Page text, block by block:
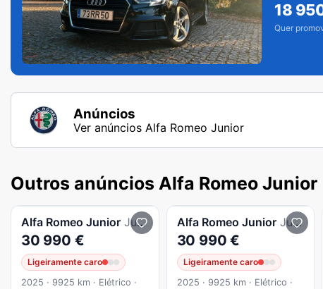
18
Quer
Anúncios
Ver anúncios Alfa Romeo Junior
Outros anúncios Alfa Romeo Junior
Alfa Romeo Junior Junior 54 kWh Speciale
30 990 €
Ligeiramente caro
2025 · 9925 km · Elétrico ·
Alfa Romeo Junior Junior 54 kWh Speciale
30 990 €
Ligeiramente caro
2025 · 9925 km · Elétrico ·